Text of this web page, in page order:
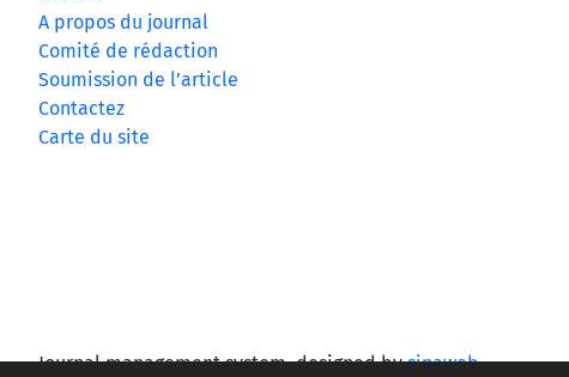
A propos du journal
Comité de rédaction
Soumission de l’article
Contactez
Carte du site
Journal management system.designed bysinaweb